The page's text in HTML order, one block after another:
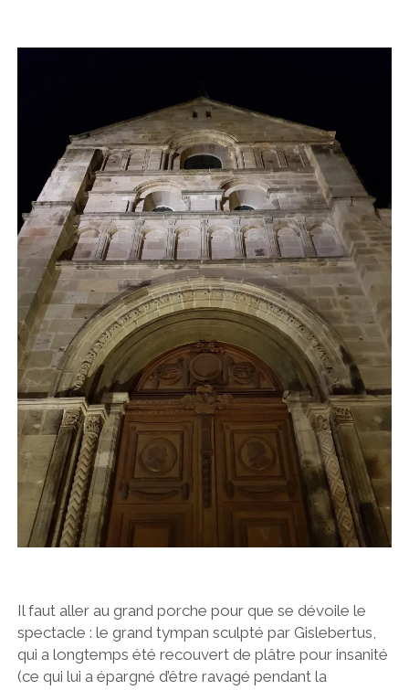
Il faut aller au grand porche pour que se dévoile le
spectacle : le grand tympan sculpté par Gislebertus,
qui a longtemps été recouvert de plâtre pour insanité
(ce qui lui a épargné d’être ravagé pendant la